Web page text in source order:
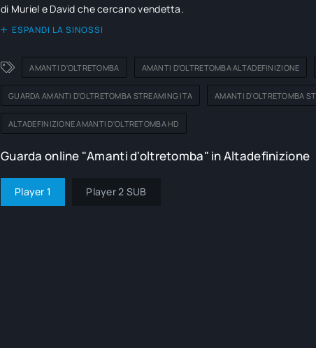
di Muriel e David che cercano vendetta.
ESPANDI LA SINOSSI
AMANTI D'OLTRETOMBA AMANTI D'OLTRETOMBA ALTADEFINIZIONE
GUARDA AMANTI D'OLTRETOMBA STREAMING ITA AMANTI D'OLTRETOMBA
ALTADEFINIZIONE AMANTI D'OLTRETOMBA HD
Guarda online "Amanti d'oltretomba" in Altadefinizione
Player 1 Player 2 SUB